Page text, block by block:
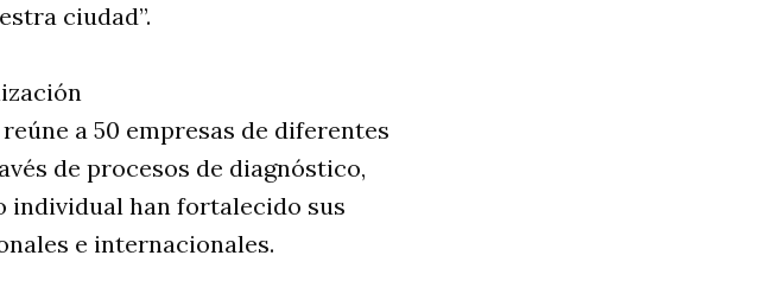
ciudad”.
a 50 empresas de diferentes
de procesos de diagnóstico,
individual han fortalecido sus
e internacionales.